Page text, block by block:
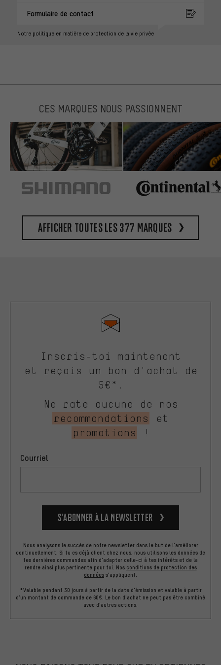
Formulaire de contact
Notre politique en matière de protection de la vie privée
CES MARQUES NOUS PASSIONNENT
Afficher toutes les 377 marques
Inscris-toi maintenant
et reçois un bon d'achat de
5€*.
Ne rate aucune de nos
recommandations
et
promotions
!
Courriel
S’abonner à la newsletter
Nous analysons le succès de notre newsletter dans le but de l'améliorer
continuellement. Si tu es déjà client chez nous, nous utilisons les données de
tes dernières commandes afin d'adapter celle-ci à tes intérêts et de la
rendre ainsi plus pertinente pour toi. Nos conditions de protection des
données s'appliquent.
*Valable pendant 30 jours à partir de la date d'émission et valable à partir
d'un montant de commande de 60€. Le bon d'achat ne peut pas être combiné
avec d'autres actions.